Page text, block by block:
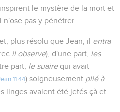
le mystère de la mort et
pas y pénétrer.
plus résolu que Jean, il entra
il observe), d'une part, les
part, le suairequi avait
11.44) soigneusement plié à
linges avaient été jetés çà et